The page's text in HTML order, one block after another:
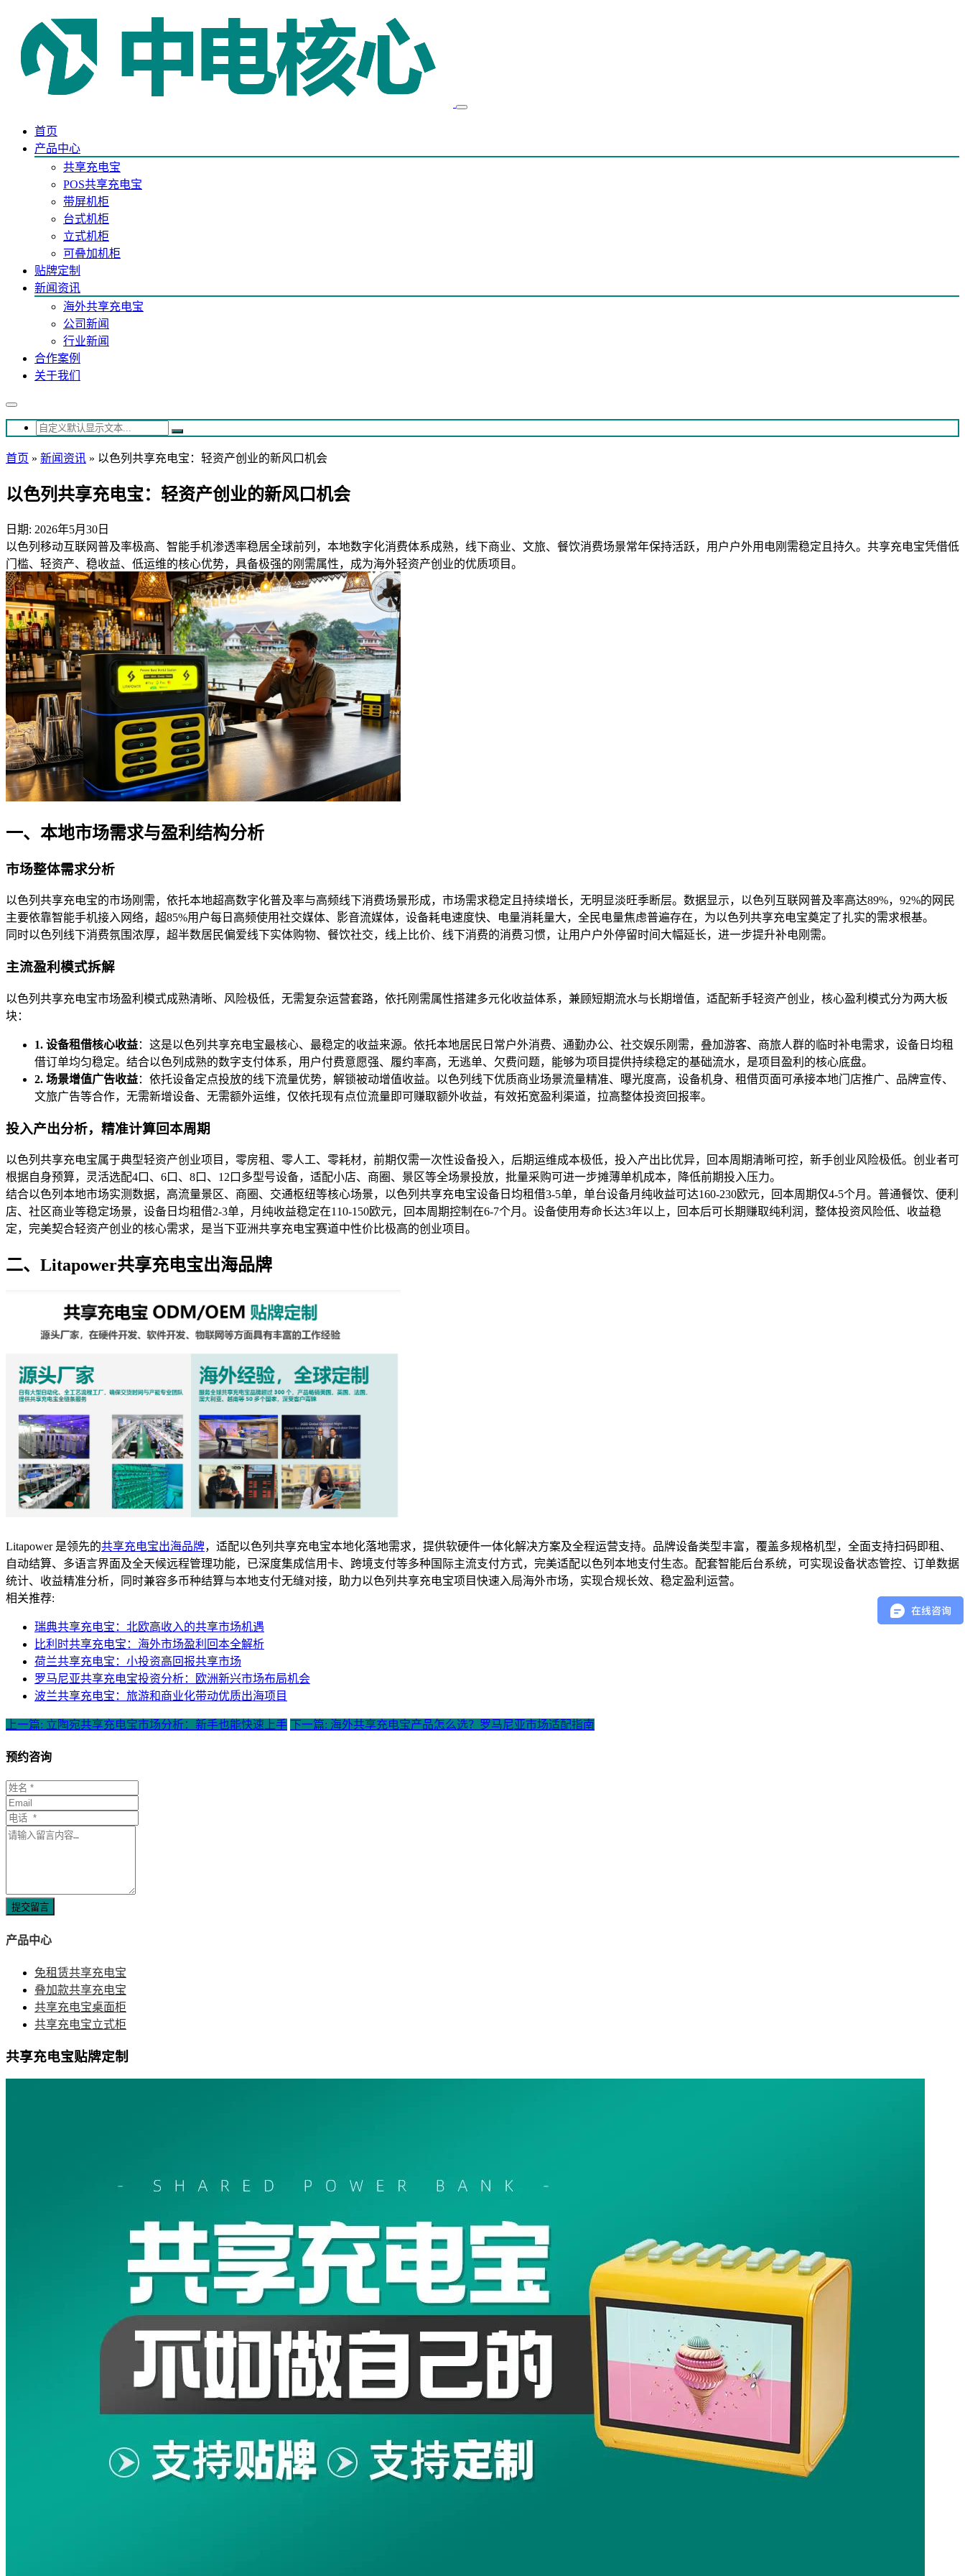
首页
产品中心
共享充电宝
POS共享充电宝
带屏机柜
台式机柜
立式机柜
可叠加机柜
贴牌定制
新闻资讯
海外共享充电宝
公司新闻
行业新闻
合作案例
关于我们
首页 » 新闻资讯 » 以色列共享充电宝：轻资产创业的新风口机会
以色列共享充电宝：轻资产创业的新风口机会
日期: 2026年5月30日
以色列移动互联网普及率极高、智能手机渗透率稳居全球前列，本地数字化消费体系成熟，线下商业、文旅、餐饮消费场景常年保持活跃，用户户外用电刚需稳定且持久。共享充电宝凭借低
门槛、轻资产、稳收益、低运维的核心优势，具备极强的刚需属性，成为海外轻资产创业的优质项目。
一、本地市场需求与盈利结构分析
市场整体需求分析
以色列共享充电宝的市场刚需，依托本地超高数字化普及率与高频线下消费场景形成，市场需求稳定且持续增长，无明显淡旺季断层。数据显示，以色列互联网普及率高达89%，92%的网民
主要依靠智能手机接入网络，超85%用户每日高频使用社交媒体、影音流媒体，设备耗电速度快、电量消耗量大，全民电量焦虑普遍存在，为以色列共享充电宝奠定了扎实的需求根基。
同时以色列线下消费氛围浓厚，超半数居民偏爱线下实体购物、餐饮社交，线上比价、线下消费的消费习惯，让用户户外停留时间大幅延长，进一步提升补电刚需。
主流盈利模式拆解
以色列共享充电宝市场盈利模式成熟清晰、风险极低，无需复杂运营套路，依托刚需属性搭建多元化收益体系，兼顾短期流水与长期增值，适配新手轻资产创业，核心盈利模式分为两大板
块：
1. 设备租借核心收益：这是以色列共享充电宝最核心、最稳定的收益来源。依托本地居民日常户外消费、通勤办公、社交娱乐刚需，叠加游客、商旅人群的临时补电需求，设备日均租
借订单均匀稳定。结合以色列成熟的数字支付体系，用户付费意愿强、履约率高，无逃单、欠费问题，能够为项目提供持续稳定的基础流水，是项目盈利的核心底盘。
2. 场景增值广告收益：依托设备定点投放的线下流量优势，解锁被动增值收益。以色列线下优质商业场景流量精准、曝光度高，设备机身、租借页面可承接本地门店推广、品牌宣传、
文旅广告等合作，无需新增设备、无需额外运维，仅依托现有点位流量即可赚取额外收益，有效拓宽盈利渠道，拉高整体投资回报率。
投入产出分析，精准计算回本周期
以色列共享充电宝属于典型轻资产创业项目，零房租、零人工、零耗材，前期仅需一次性设备投入，后期运维成本极低，投入产出比优异，回本周期清晰可控，新手创业风险极低。创业者可
根据自身预算，灵活选配4口、6口、8口、12口多型号设备，适配小店、商圈、景区等全场景投放，批量采购可进一步摊薄单机成本，降低前期投入压力。
结合以色列本地市场实测数据，高流量景区、商圈、交通枢纽等核心场景，以色列共享充电宝设备日均租借3-5单，单台设备月纯收益可达160-230欧元，回本周期仅4-5个月。普通餐饮、便利
店、社区商业等稳定场景，设备日均租借2-3单，月纯收益稳定在110-150欧元，回本周期控制在6-7个月。设备使用寿命长达3年以上，回本后可长期赚取纯利润，整体投资风险低、收益稳
定，完美契合轻资产创业的核心需求，是当下亚洲共享充电宝赛道中性价比极高的创业项目。
二、Litapower共享充电宝出海品牌
Litapower 是领先的共享充电宝出海品牌，适配以色列共享充电宝本地化落地需求，提供软硬件一体化解决方案及全程运营支持。品牌设备类型丰富，覆盖多规格机型，全面支持扫码即租、
自动结算、多语言界面及全天候远程管理功能，已深度集成信用卡、跨境支付等多种国际主流支付方式，完美适配以色列本地支付生态。配套智能后台系统，可实现设备状态管控、订单数据
统计、收益精准分析，同时兼容多币种结算与本地支付无缝对接，助力以色列共享充电宝项目快速入局海外市场，实现合规长效、稳定盈利运营。
相关推荐:
瑞典共享充电宝：北欧高收入的共享市场机遇
比利时共享充电宝：海外市场盈利回本全解析
荷兰共享充电宝：小投资高回报共享市场
罗马尼亚共享充电宝投资分析：欧洲新兴市场布局机会
波兰共享充电宝：旅游和商业化带动优质出海项目
上一篇: 立陶宛共享充电宝市场分析：新手也能快速上手 下一篇: 海外共享充电宝产品怎么选？罗马尼亚市场适配指南
预约咨询
提交留言
产品中心
免租赁共享充电宝
叠加款共享充电宝
共享充电宝桌面柜
共享充电宝立式柜
共享充电宝贴牌定制